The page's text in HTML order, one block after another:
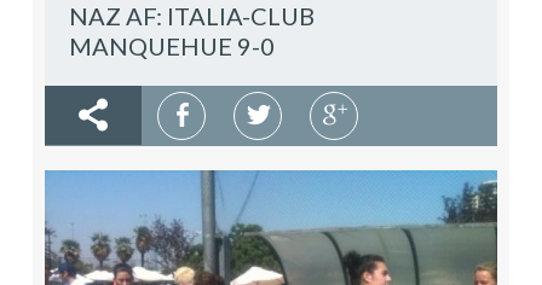
NAZ AF: ITALIA-CLUB
MANQUEHUE 9-0